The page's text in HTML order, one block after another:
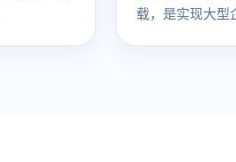
载，是实现大型